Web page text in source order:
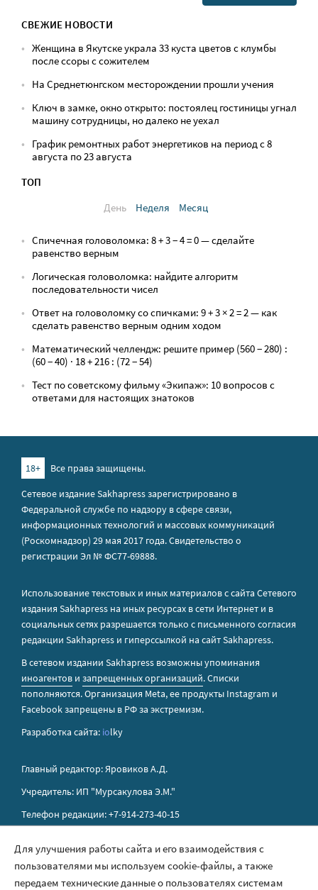
СВЕЖИЕ НОВОСТИ
Женщина в Якутске украла 33 куста цветов с клумбы
после ссоры с сожителем
На Среднетюнгском месторождении прошли учения
Ключ в замке, окно открыто: постоялец гостиницы угнал
машину сотрудницы, но далеко не уехал
График ремонтных работ энергетиков на период с 8
августа по 23 августа
ТОП
День
Неделя Месяц
Спичечная головоломка: 8 + 3 − 4 = 0 — сделайте
равенство верным
Логическая головоломка: найдите алгоритм
последовательности чисел
Ответ на головоломку со спичками: 9 + 3 × 2 = 2 — как
сделать равенство верным одним ходом
Математический челлендж: решите пример (560 − 280) :
(60 − 40) · 18 + 216 : (72 − 54)
Тест по советскому фильму «Экипаж»: 10 вопросов с
ответами для настоящих знатоков
18+
Все права защищены.
Сетевое издание Sakhapress зарегистрировано в
Федеральной службе по надзору в сфере связи,
информационных технологий и массовых коммуникаций
(Роскомнадзор) 29 мая 2017 года. Свидетельство о
регистрации Эл № ФС77-69888.
Использование текстовых и иных материалов с сайта Сетевого
издания Sakhapress на иных ресурсах в сети Интернет и в
социальных сетях разрешается только с письменного согласия
редакции Sakhapress и гиперссылкой на сайт Sakhapress.
В сетевом издании Sakhapress возможны упоминания
иноагентов и запрещенных организаций. Списки
пополняются. Организация Metа, ее продукты Instagram и
Facebook запрещены в РФ за экстремизм.
Разработка сайта: iolky
Главный редактор: Яровиков А.Д.
Учредитель: ИП "Мурсакулова Э.М."
Телефон редакции: +7-914-273-40-15
Правила сайта
Для улучшения работы сайта и его взаимодействия с
пользователями мы используем cookie-файлы, а также
передаем технические данные о пользователях системам